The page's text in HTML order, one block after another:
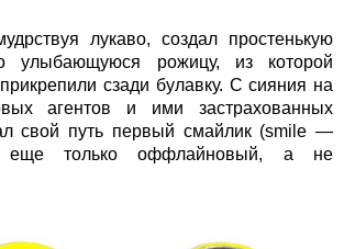
лукаво, создал простенькую
улыбающуюся рожицу, из которой
сзади булавку. С сияния на
агентов и ими застрахованных
свой путь первый смайлик (smile —
еще только оффлайновый, а не